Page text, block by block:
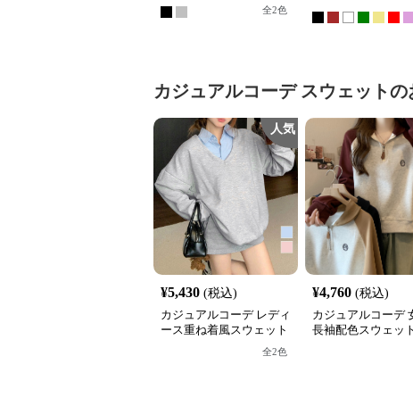
全2色
カジュアルコーデ スウェットの
人気
¥5,430 (税込)
カジュアルコーデ レディ
ース重ね着風スウェット
長袖シャツ襟切り替え
全2色
¥4,760 (税込)
カジュアルコーデ
長袖配色スウェッ